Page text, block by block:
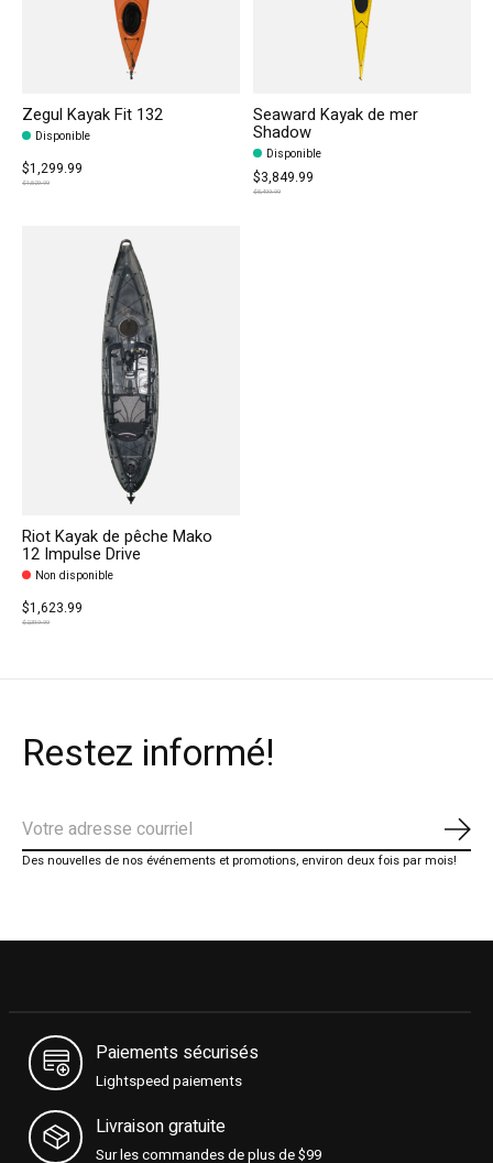
Zegul Kayak Fit 132
Disponible
$1,299.99
$1,529.99
Seaward Kayak de mer
Shadow
Disponible
$3,849.99
$5,499.99
Riot Kayak de pêche Mako
12 Impulse Drive
Non disponible
$1,623.99
$2,319.99
Restez informé!
Des nouvelles de nos événements et promotions, environ deux fois par mois!
Paiements sécurisés
Lightspeed paiements
Livraison gratuite
Sur les commandes de plus de $99